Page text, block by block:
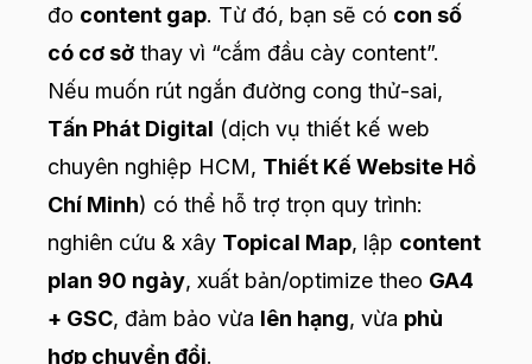
đo content gap. Từ đó, bạn sẽ có con số
có cơ sở thay vì “cắm đầu cày content”.
Nếu muốn rút ngắn đường cong thử-sai,
Tấn Phát Digital (dịch vụ thiết kế web
chuyên nghiệp HCM, Thiết Kế Website Hồ
Chí Minh) có thể hỗ trợ trọn quy trình:
nghiên cứu & xây Topical Map, lập content
plan 90 ngày, xuất bản/optimize theo GA4
+ GSC, đảm bảo vừa lên hạng, vừa phù
hợp chuyển đổi.